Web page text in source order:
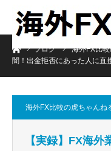
ホームブログ 海外FX比
闇！出金拒否にあった人に直
海外FX比較の虎ちゃんね
【実録】FX海